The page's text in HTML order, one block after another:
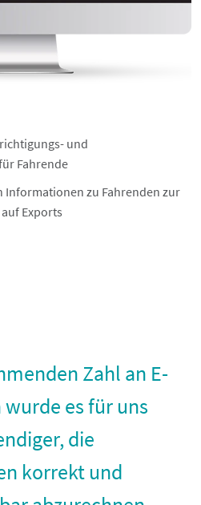
und
Fahrende
Informationen zu Fahrenden zur
Exports
Zahl an E-
es für uns
die
korrekt und